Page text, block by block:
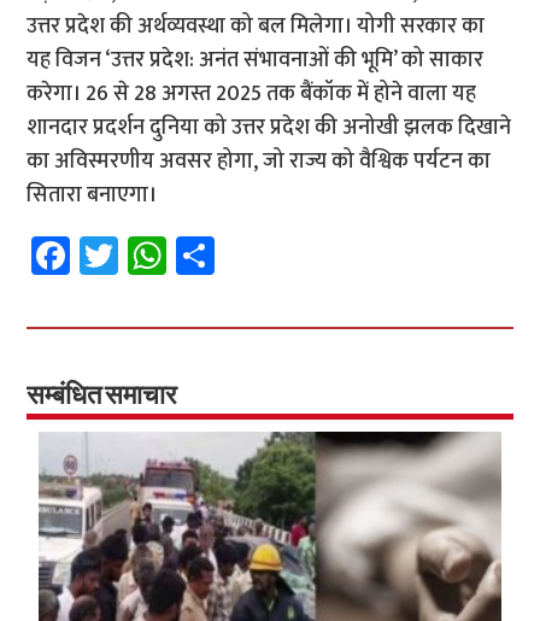
उत्तर प्रदेश की अर्थव्यवस्था को बल मिलेगा। योगी सरकार का
यह विजन ‘उत्तर प्रदेश: अनंत संभावनाओं की भूमि’ को साकार
करेगा। 26 से 28 अगस्त 2025 तक बैंकॉक में होने वाला यह
शानदार प्रदर्शन दुनिया को उत्तर प्रदेश की अनोखी झलक दिखाने
का अविस्मरणीय अवसर होगा, जो राज्य को वैश्विक पर्यटन का
सितारा बनाएगा।
Fa
ce
b
o
o
k
T
wi
tt
er
W
h
at
sA
p
p
ar
सम्बंधित समाचार